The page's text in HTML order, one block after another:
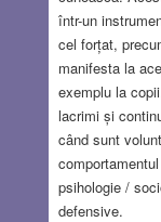
într-un
cel forțat,
manifesta la
exemplu la
lacrimi și
când sunt
psihologie /
defensive.